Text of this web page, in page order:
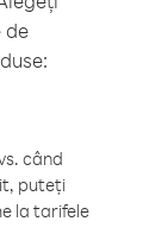
de
când
puteți
la tarifele